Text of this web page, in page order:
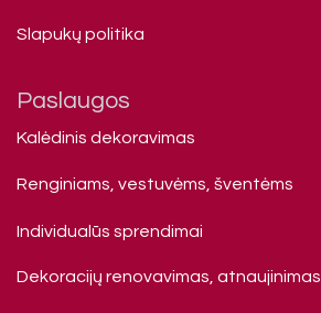
Slapukų politika
Paslaugos
Kalėdinis dekoravimas
Renginiams, vestuvėms, šventėms
Individualūs sprendimai
Dekoracijų renovavimas, atnaujinimas